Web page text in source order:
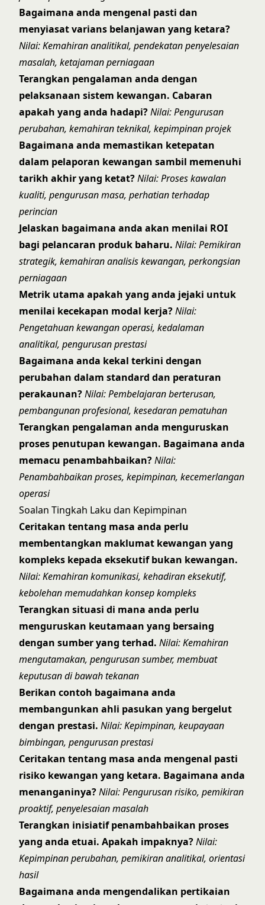
Bagaimana anda mengenal pasti dan
menyiasat varians belanjawan yang ketara?
Nilai: Kemahiran analitikal, pendekatan penyelesaian
masalah, ketajaman perniagaan
Terangkan pengalaman anda dengan
pelaksanaan sistem kewangan. Cabaran
apakah yang anda hadapi?Nilai: Pengurusan
perubahan, kemahiran teknikal, kepimpinan projek
Bagaimana anda memastikan ketepatan
dalam pelaporan kewangan sambil memenuhi
tarikh akhir yang ketat?Nilai: Proses kawalan
kualiti, pengurusan masa, perhatian terhadap
perincian
Jelaskan bagaimana anda akan menilai ROI
bagi pelancaran produk baharu. Nilai: Pemikiran
strategik, kemahiran analisis kewangan, perkongsian
perniagaan
Metrik utama apakah yang anda jejaki untuk
menilai kecekapan modal kerja?Nilai:
Pengetahuan kewangan operasi, kedalaman
analitikal, pengurusan prestasi
Bagaimana anda kekal terkini dengan
perubahan dalam standard dan peraturan
perakaunan?Nilai: Pembelajaran berterusan,
pembangunan profesional, kesedaran pematuhan
Terangkan pengalaman anda menguruskan
proses penutupan kewangan. Bagaimana anda
memacu penambahbaikan?Nilai:
Penambahbaikan proses, kepimpinan, kecemerlangan
operasi
Soalan Tingkah Laku dan Kepimpinan
Ceritakan tentang masa anda perlu
membentangkan maklumat kewangan yang
kompleks kepada eksekutif bukan kewangan.
Nilai: Kemahiran komunikasi, kehadiran eksekutif,
kebolehan memudahkan konsep kompleks
Terangkan situasi di mana anda perlu
menguruskan keutamaan yang bersaing
dengan sumber yang terhad. Nilai: Kemahiran
mengutamakan, pengurusan sumber, membuat
keputusan di bawah tekanan
Berikan contoh bagaimana anda
membangunkan ahli pasukan yang bergelut
dengan prestasi. Nilai: Kepimpinan, keupayaan
bimbingan, pengurusan prestasi
Ceritakan tentang masa anda mengenal pasti
risiko kewangan yang ketara. Bagaimana anda
menanganinya?Nilai: Pengurusan risiko, pemikiran
proaktif, penyelesaian masalah
Terangkan inisiatif penambahbaikan proses
yang anda etuai. Apakah impaknya?Nilai:
Kepimpinan perubahan, pemikiran analitikal, orientasi
hasil
Bagaimana anda mengendalikan pertikaian